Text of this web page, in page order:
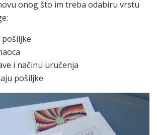
onog što im treba odabiru vrstu
i načinu uručenja
pošiljke